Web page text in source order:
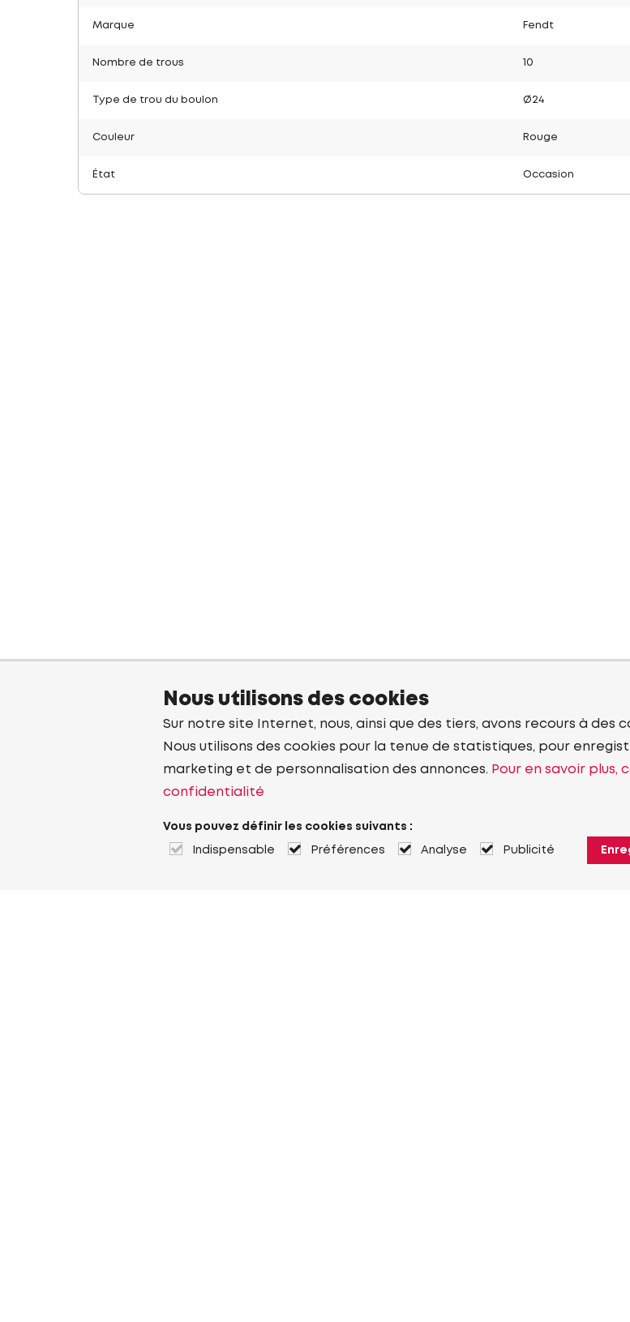
Marque Fendt
Nombre de trous 10
Type de trou du boulon Ø24
Couleur Rouge
État Occasion
Nous utilisons des cookies
Sur notre site Internet, nous, ainsi que des tiers, avons recours à des
Nous utilisons des cookies pour la tenue de statistiques, pour
marketing et de personnalisation des annonces. Pour en savoir
confidentialité
Vous pouvez définir les cookies suivants :
Indispensable Préférences Analyse Publicité